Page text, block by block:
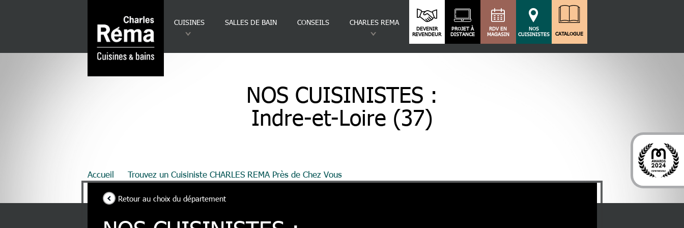
CUISINES SALLES DE BAIN CONSEILS CHARLES REMA
DEVENIR
REVENDEUR
PROJET À
DISTANCE
RDV EN
MAGASIN
NOS
CUISINISTES
CATALOGUE
NOS CUISINISTES :
Indre-et-Loire (37)
Fil d'Ariane
Accueil Trouvez un Cuisiniste CHARLES REMA Près de Chez Vous
Retour au choix du département